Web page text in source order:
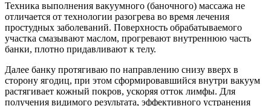
Техника выполнения вакуумного (баночного) массажа не
отличается от технологии разогрева во время лечения
простудных заболеваний. Поверхность обрабатываемого
участка смазывают маслом, прогревают внутреннюю часть
банки, плотно придавливают к телу.
Далее банку протягиваю по направлению снизу вверх в
сторону ягодиц, при этом сформировавшийся внутри вакуум
растягивает кожный покров, ускоряя отток лимфы. Для
получения видимого результата, эффективного устранения